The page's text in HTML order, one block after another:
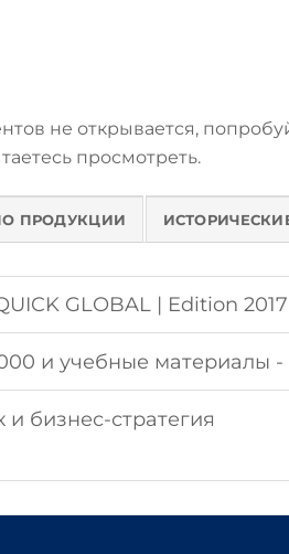
не открывается,
просмотреть.
ПРОДУКЦИИ
GLOBAL | Edition 2017
и учебные материалы -
бизнес-стратегия